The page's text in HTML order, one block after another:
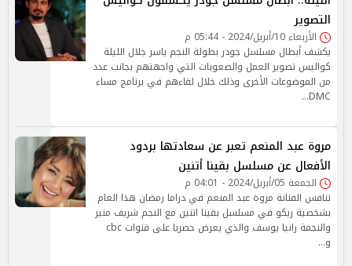
التصوير
الأربعاء 10/أبريل/2024 - 05:44 م
يكشف أبطال مسلسل جودر بطولة النجم ياسر جلال الليلة
كواليس تصوير العمل والصعوبات التي واجهتهم بجانب عدد
من الموضوعات الأخرى وذلك خلال لقاءهم في برنامج مساء
DMC…
مروة عبد المنعم تعبر عن سعادتها بردود
الأفعال عن مسلسل بقينا أتنين
الجمعة 05/أبريل/2024 - 04:01 م
تنافس الفنانة مروة عبد المنعم في دراما رمضان هذا العام
بشخصية ريكو في مسلسل بقينا اتنين مع النجم شريف منير
والنجمة رانيا يوسف والذي يعرض حصريا على قنوات cbc
و…